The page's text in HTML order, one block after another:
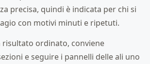
precisa, quindi è indicata per chi si
con motivi minuti e ripetuti.
risultato ordinato, conviene
e seguire i pannelli delle ali uno